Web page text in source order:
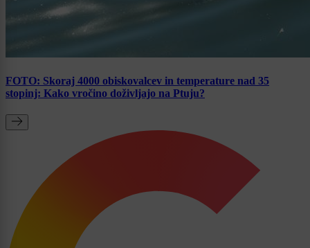
FOTO: Skoraj 4000 obiskovalcev in temperature nad 35
stopinj: Kako vročino doživljajo na Ptuju?